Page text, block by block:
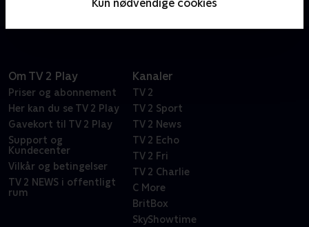
Kun nødvendige cookies
hotelejere i et fremmed land.
Om TV 2 Play
Priser og abonnement
Her kan du se TV 2 Play
Gavekort til TV 2 Play
Support og
Kundecenter
Vilkår og betingelser
TV 2 NEWS i offentligt
rum
Kanaler
TV 2
TV 2 Sport
TV 2 News
TV 2 Echo
TV 2 Fri
TV 2 Charlie
C More
BritBox
SkyShowtime